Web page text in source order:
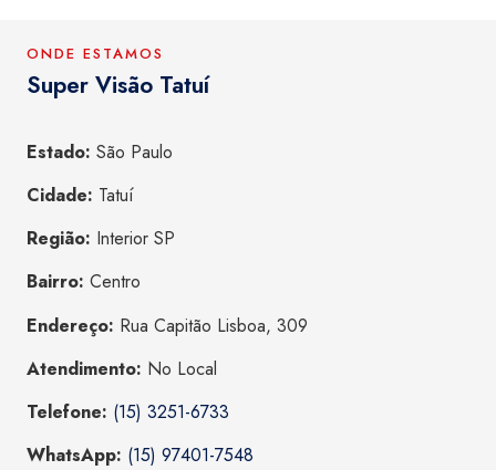
ONDE ESTAMOS
Super Visão Tatuí
Estado: São Paulo
Cidade: Tatuí
Região: Interior SP
Bairro: Centro
Endereço: Rua Capitão Lisboa, 309
Atendimento: No Local
Telefone: (15) 3251-6733
WhatsApp: (15) 97401-7548